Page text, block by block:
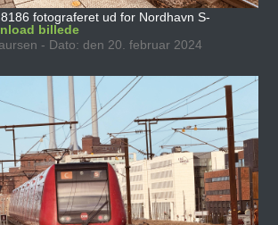
fotograferet ud for Nordhavn S-
billede
- Dato: den 20. februar 2024